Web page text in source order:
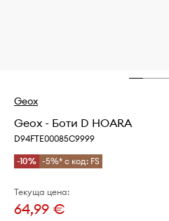
Geox
Geox - Боти D HOARA
D94FTE00085C9999
-10% -5%* с код: FS
Текуща цена:
64,99 €